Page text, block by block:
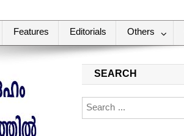
Features Editorials Others
SEARCH